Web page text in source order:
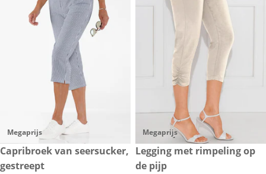
Megaprijs
€ 25,-
Capribroek van seersucker,
gestreept
Megaprijs
€ 15,-
Legging met rimpeling op
de pijp